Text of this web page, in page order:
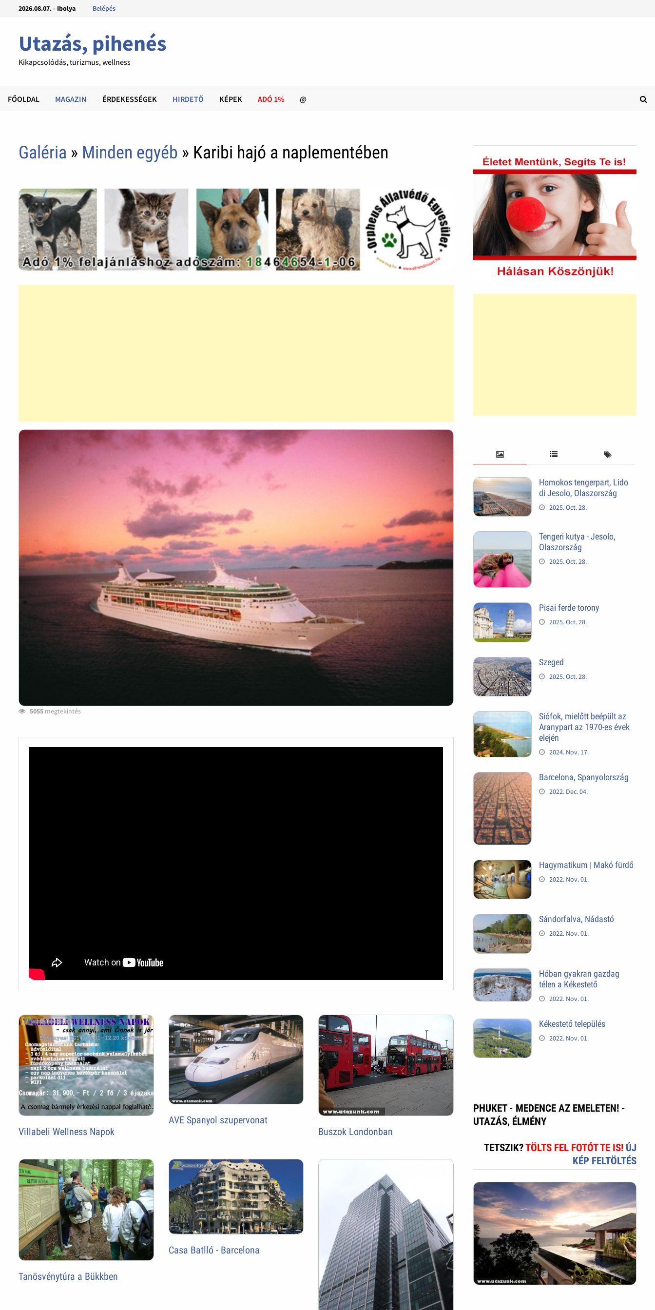
2026.08.07. - Ibolya Belépés
Utazás, pihenés
Kikapcsolódás, turizmus, wellness
FŐOLDAL MAGAZIN ÉRDEKESSÉGEK HIRDETŐ KÉPEK ADÓ 1% @
Galéria » Minden egyéb » Karibi hajó a naplementében
5055 megtekintés
Villabeli Wellness Napok
AVE Spanyol szupervonat
Buszok Londonban
Tanösvénytúra a Bükkben
Casa Batlló - Barcelona
Homokos tengerpart, Lido
di Jesolo, Olaszország
2025. Oct. 28.
Tengeri kutya - Jesolo,
Olaszország
2025. Oct. 28.
Pisai ferde torony
2025. Oct. 28.
Szeged
2025. Oct. 28.
Siófok, mielőtt beépült az
Aranypart az 1970-es évek
elején
2024. Nov. 17.
Barcelona, Spanyolország
2022. Dec. 04.
Hagymatikum | Makó fürdő
2022. Nov. 01.
Sándorfalva, Nádastó
2022. Nov. 01.
Hóban gyakran gazdag
télen a Kékestető
2022. Nov. 01.
Kékestető település
2022. Nov. 01.
PHUKET - MEDENCE AZ EMELETEN! -
UTAZÁS, ÉLMÉNY
TETSZIK?TÖLTS FEL FOTÓT TE IS! ÚJ
KÉP FELTÖLTÉS